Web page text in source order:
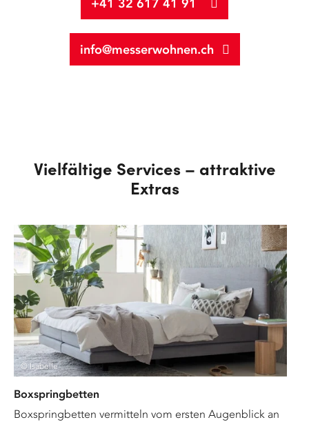
+41 32 617 41 91
info@messerwohnen.ch
Vielfältige Services – attraktive
Extras
© Isabelle
Boxspringbetten
Boxspringbetten vermitteln vom ersten Augenblick an